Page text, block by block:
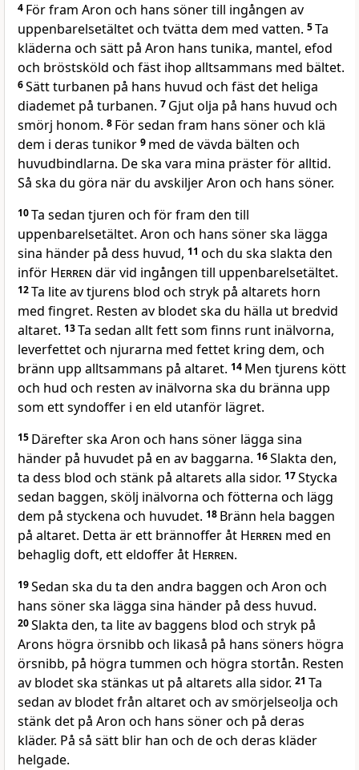
4 För fram Aron och hans söner till ingången av
uppenbarelsetältet och tvätta dem med vatten. 5Ta
kläderna och sätt på Aron hans tunika, mantel, efod
och bröstsköld och fäst ihop alltsammans med bältet.
6Sätt turbanen på hans huvud och fäst det heliga
diademet på turbanen. 7 Gjut olja på hans huvud och
smörj honom. 8 För sedan fram hans söner och klä
dem i deras tunikor 9 med de vävda bälten och
huvudbindlarna. De ska vara mina präster för alltid.
Så ska du göra när du avskiljer Aron och hans söner.
10Ta sedan tjuren och för fram den till
uppenbarelsetältet. Aron och hans söner ska lägga
sina händer på dess huvud, 11 och du ska slakta den
inför Herren där vid ingången till uppenbarelsetältet.
12Ta lite av tjurens blod och stryk på altarets horn
med fingret. Resten av blodet ska du hälla ut bredvid
altaret. 13Ta sedan allt fett som finns runt inälvorna,
leverfettet och njurarna med fettet kring dem, och
bränn upp alltsammans på altaret. 14 Men tjurens kött
och hud och resten av inälvorna ska du bränna upp
som ett syndoffer i en eld utanför lägret.
15 Därefter ska Aron och hans söner lägga sina
händer på huvudet på en av baggarna. 16Slakta den,
ta dess blod och stänk på altarets alla sidor. 17Stycka
sedan baggen, skölj inälvorna och fötterna och lägg
dem på styckena och huvudet. 18 Bränn hela baggen
på altaret. Detta är ett brännoffer åt Herren med en
behaglig doft, ett eldoffer åt Herren.
19Sedan ska du ta den andra baggen och Aron och
hans söner ska lägga sina händer på dess huvud.
20Slakta den, ta lite av baggens blod och stryk på
Arons högra örsnibb och likaså på hans söners högra
örsnibb, på högra tummen och högra stortån. Resten
av blodet ska stänkas ut på altarets alla sidor. 21 Ta
sedan av blodet från altaret och av smörjelseolja och
stänk det på Aron och hans söner och på deras
kläder. På så sätt blir han och de och deras kläder
helgade.